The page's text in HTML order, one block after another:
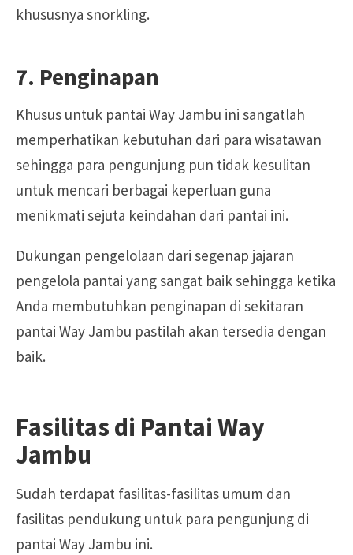
khususnya snorkling.
7. Penginapan
Khusus untuk pantai Way Jambu ini sangatlah
memperhatikan kebutuhan dari para wisatawan
sehingga para pengunjung pun tidak kesulitan
untuk mencari berbagai keperluan guna
menikmati sejuta keindahan dari pantai ini.
Dukungan pengelolaan dari segenap jajaran
pengelola pantai yang sangat baik sehingga ketika
Anda membutuhkan penginapan di sekitaran
pantai Way Jambu pastilah akan tersedia dengan
baik.
Fasilitas di Pantai Way
Jambu
Sudah terdapat fasilitas-fasilitas umum dan
fasilitas pendukung untuk para pengunjung di
pantai Way Jambu ini.